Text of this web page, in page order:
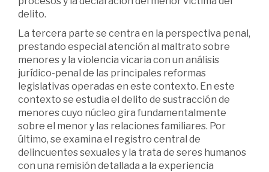
delito.
La tercera parte se centra en la perspectiva penal,
prestando especial atención al maltrato sobre
menores y la violencia vicaria con un análisis
jurídico-penal de las principales reformas
legislativas operadas en este contexto. En este
contexto se estudia el delito de sustracción de
menores cuyo núcleo gira fundamentalmente
sobre el menor y las relaciones familiares. Por
último, se examina el registro central de
delincuentes sexuales y la trata de seres humanos
con una remisión detallada a la experiencia